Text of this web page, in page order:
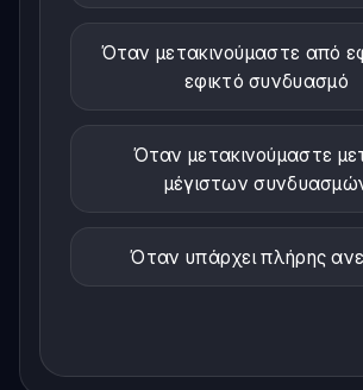
Όταν μετακινούμαστε από
εφικτό συνδυασμό
Όταν μετακινούμαστε
μέγιστων
Όταν υπάρχει πλήρης